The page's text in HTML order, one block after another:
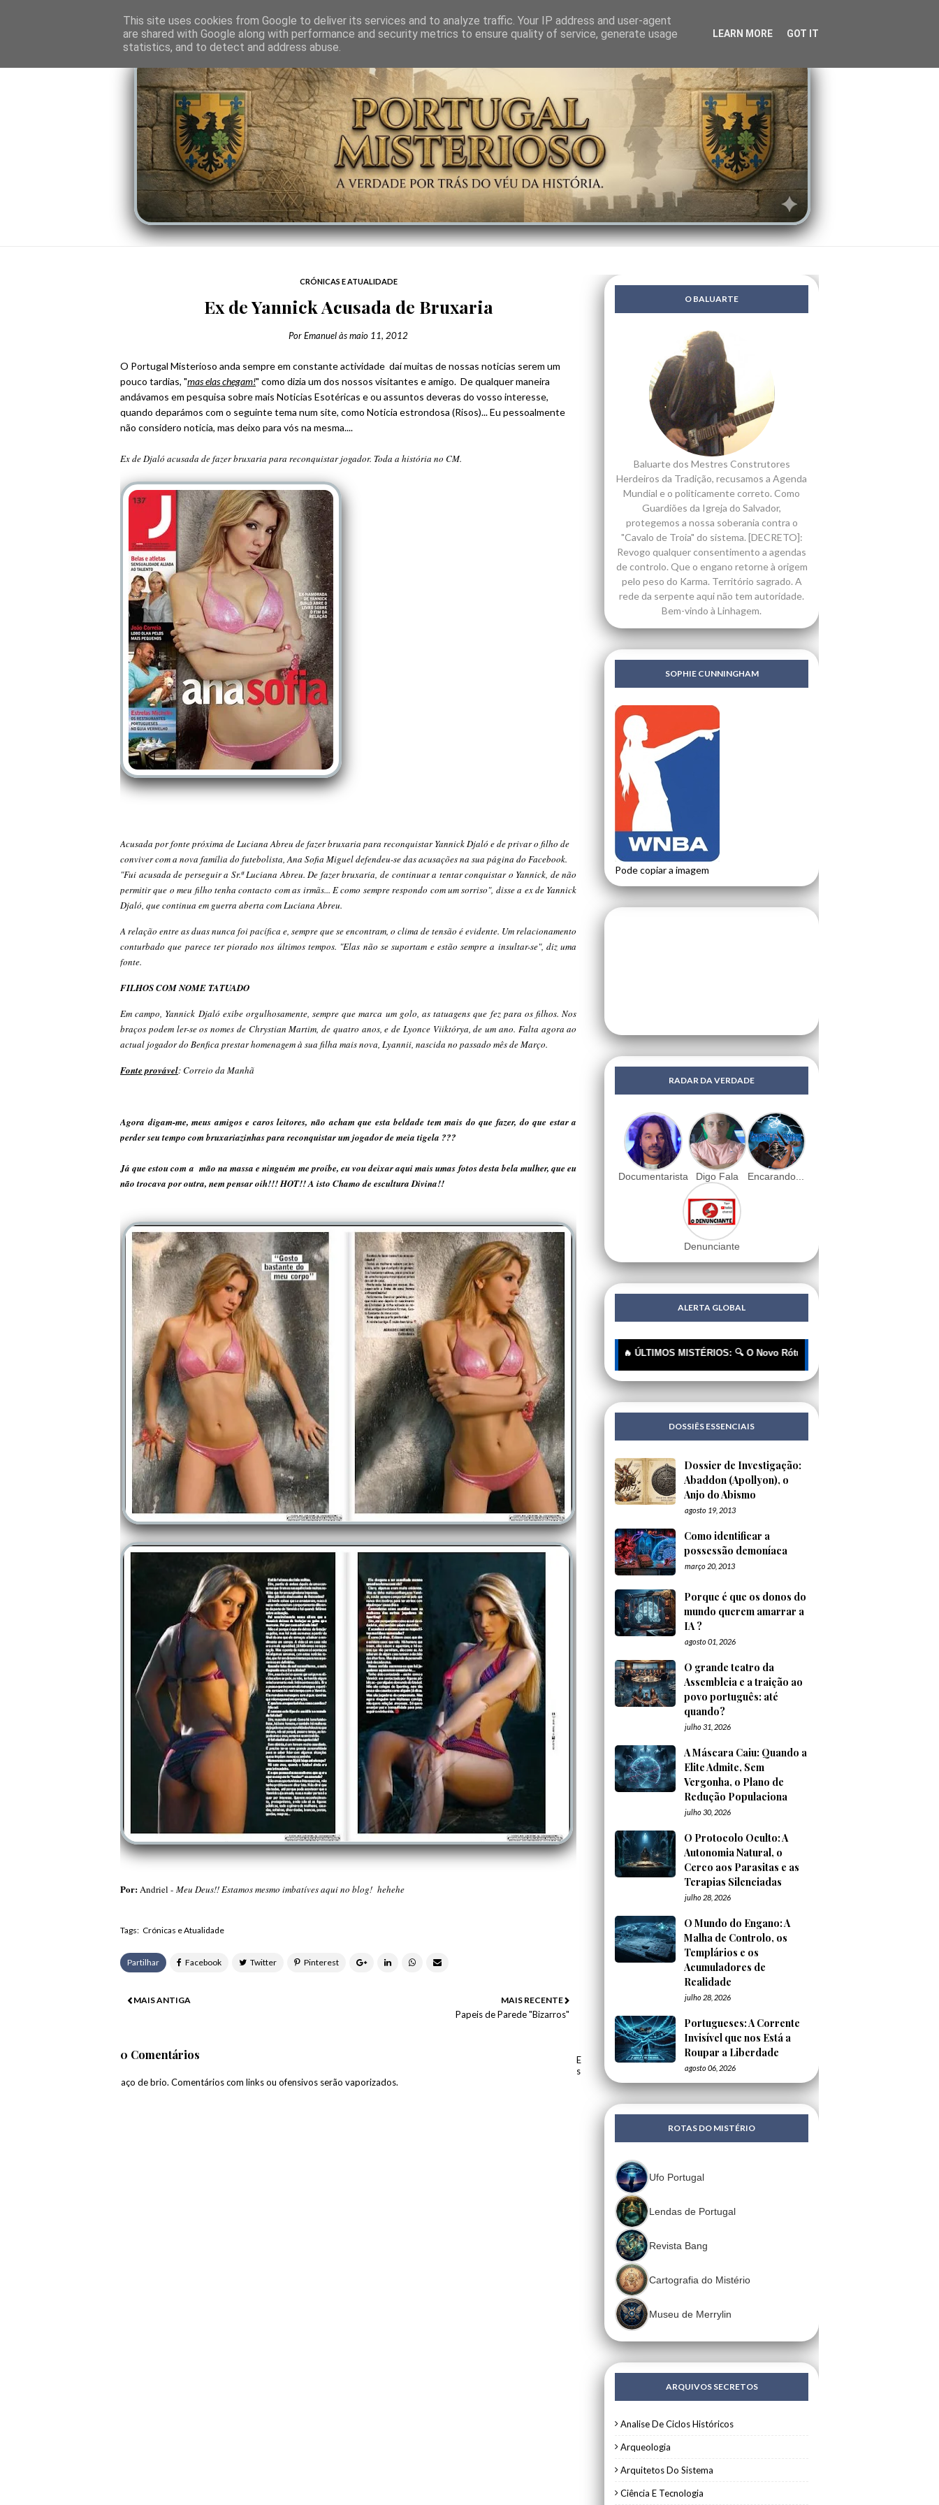
O PORTAL SOMBRAS DO PODER LINHAGEM SABEDORIA CIÊNCIA DO INVISÍVEL CONTRA-PODER ANJOS LENDAS
CRÓNICAS E ATUALIDADE
Ex de Yannick Acusada de Bruxaria
PorEmanuelàsmaio 11, 2012
O Portugal Misterioso anda sempre em constante actividade daí muitas de nossas noticias serem um
pouco tardias, "mas elas chegam!" como dizia um dos nossos visitantes e amigo. De qualquer maneira
andávamos em pesquisa sobre mais Noticias Esotéricas e ou assuntos deveras do vosso interesse,
quando deparámos com o seguinte tema num site, como Noticia estrondosa (Risos)... Eu pessoalmente
não considero noticia, mas deixo para vós na mesma....
Ex de Djaló acusada de fazer bruxaria para reconquistar jogador. Toda a história no CM.
Acusada por fonte próxima de Luciana Abreu de fazer bruxaria para reconquistar Yannick Djaló e de privar o filho de
conviver com a nova família do futebolista, Ana Sofia Miguel defendeu-se das acusações na sua página do Facebook.
"Fui acusada de perseguir a Sr.ª Luciana Abreu. De fazer bruxaria, de continuar a tentar conquistar o Yannick, de não
permitir que o meu filho tenha contacto com as irmãs... E como sempre respondo com um sorriso", disse a ex de Yannick
Djaló, que continua em guerra aberta com Luciana Abreu.
A relação entre as duas nunca foi pacífica e, sempre que se encontram, o clima de tensão é evidente. Um relacionamento
conturbado que parece ter piorado nos últimos tempos. "Elas não se suportam e estão sempre a insultar-se", diz uma
fonte.
FILHOS COM NOME TATUADO
Em campo, Yannick Djaló exibe orgulhosamente, sempre que marca um golo, as tatuagens que fez para os filhos. Nos
braços podem ler-se os nomes de Chrystian Martim, de quatro anos, e de Lyonce Viiktórya, de um ano. Falta agora ao
actual jogador do Benfica prestar homenagem à sua filha mais nova, Lyannii, nascida no passado mês de Março.
Fonte provável: Correio da Manhã
Agora digam-me, meus amigos e caros leitores, não acham que esta beldade tem mais do que fazer, do que estar a
perder seu tempo com bruxariazinhas para reconquistar um jogador de meia tigela ???
Já que estou com a mão na massa e ninguém me proíbe, eu vou deixar aqui mais umas fotos desta bela mulher, que eu
não trocava por outra, nem pensar oih!!! HOT!! A isto Chamo de escultura Divina!!
Por:Andriel - Meu Deus!! Estamos mesmo imbatíves aqui no blog! hehehe
Tags: Crónicas e Atualidade
Partilhar
MAIS RECENTE
Papeis de Parede "Bizarros"
MAIS ANTIGA
0 Comentários
E
s
paço de brio. Comentários com links ou ofensivos serão vaporizados.
O BALUARTE
Baluarte dos Mestres Construtores
Herdeiros da Tradição, recusamos a Agenda
Mundial e o politicamente correto. Como
Guardiões da Igreja do Salvador,
protegemos a nossa soberania contra o
"Cavalo de Troia" do sistema. [DECRETO]:
Revogo qualquer consentimento a agendas
de controlo. Que o engano retorne à origem
pelo peso do Karma. Território sagrado. A
rede da serpente aqui não tem autoridade.
Bem-vindo à Linhagem.
SOPHIE CUNNINGHAM
Pode copiar a imagem
RADAR DA VERDADE
Documentarista Digo Fala Encarando...
Denunciante
ALERTA GLOBAL
🔥 ÚLTIMOS MISTÉRIOS: 🔍 O Novo Rótulo, o Mesmo Cheiro | 🔍
DOSSIÊS ESSENCIAIS
Dossier de Investigação:
Abaddon (Apollyon), o
Anjo do Abismo
agosto 19, 2013
Como identificar a
possessão demoníaca
março 20, 2013
Porque é que os donos do
mundo querem amarrar a
IA ?
agosto 01, 2026
O grande teatro da
Assembleia e a traição ao
povo português: até
quando?
julho 31, 2026
A Máscara Caiu: Quando a
Elite Admite, Sem
Vergonha, o Plano de
Redução Populaciona
julho 30, 2026
O Protocolo Oculto: A
Autonomia Natural, o
Cerco aos Parasitas e as
Terapias Silenciadas
julho 28, 2026
O Mundo do Engano: A
Malha de Controlo, os
Templários e os
Acumuladores de
Realidade
julho 28, 2026
Portugueses: A Corrente
Invisível que nos Está a
Roupar a Liberdade
agosto 06, 2026
ROTAS DO MISTÉRIO
Ufo Portugal
Lendas de Portugal
Revista Bang
Cartografia do Mistério
Museu de Merrylin
ARQUIVOS SECRETOS
Analise De Ciclos Históricos
Arqueologia
Arquitetos Do Sistema
Ciência E Tecnologia
This site uses cookies from Google to deliver its services and to analyze traffic. Your IP address and user-agent
are shared with Google along with performance and security metrics to ensure quality of service, generate usage
statistics, and to detect and address abuse.
LEARN MORE GOT IT